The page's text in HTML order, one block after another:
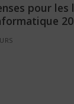
pour les